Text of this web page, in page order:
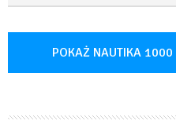
POKAŻ NAUTIKA